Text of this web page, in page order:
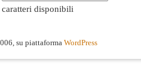
caratteri disponibili
su piattaforma WordPress